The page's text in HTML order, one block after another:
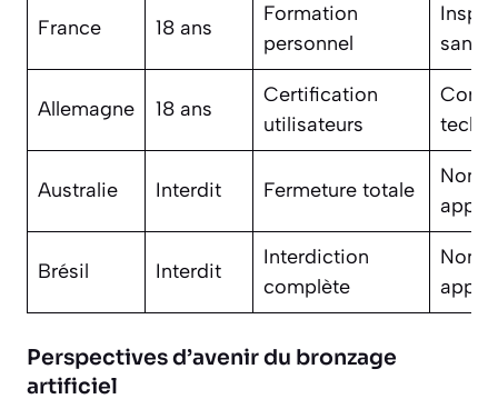
France 18 ans
Formation
personnel
Allemagne 18 ans
Certification
utilisateurs
Australie Interdit Fermeture totale
Non
Brésil Interdit
Interdiction
complète
Non
Perspectives d’avenir du bronzage
artificiel